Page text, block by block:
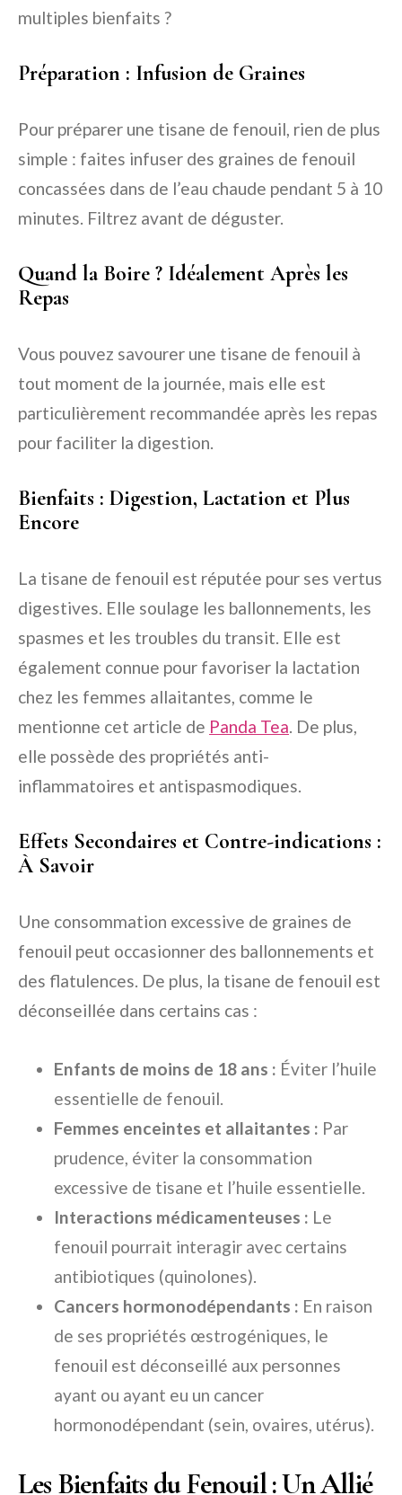
multiples bienfaits ?
Préparation : Infusion de Graines
Pour préparer une tisane de fenouil, rien de plus
simple : faites infuser des graines de fenouil
concassées dans de l’eau chaude pendant 5 à 10
minutes. Filtrez avant de déguster.
Quand la Boire ? Idéalement Après les
Repas
Vous pouvez savourer une tisane de fenouil à
tout moment de la journée, mais elle est
particulièrement recommandée après les repas
pour faciliter la digestion.
Bienfaits : Digestion, Lactation et Plus
Encore
La tisane de fenouil est réputée pour ses vertus
digestives. Elle soulage les ballonnements, les
spasmes et les troubles du transit. Elle est
également connue pour favoriser la lactation
chez les femmes allaitantes, comme le
mentionne cet article de Panda Tea. De plus,
elle possède des propriétés anti-
inflammatoires et antispasmodiques.
Effets Secondaires et Contre-indications :
À Savoir
Une consommation excessive de graines de
fenouil peut occasionner des ballonnements et
des flatulences. De plus, la tisane de fenouil est
déconseillée dans certains cas :
Enfants de moins de 18 ans : Éviter l’huile
essentielle de fenouil.
Femmes enceintes et allaitantes : Par
prudence, éviter la consommation
excessive de tisane et l’huile essentielle.
Interactions médicamenteuses : Le
fenouil pourrait interagir avec certains
antibiotiques (quinolones).
Cancers hormonodépendants : En raison
de ses propriétés œstrogéniques, le
fenouil est déconseillé aux personnes
ayant ou ayant eu un cancer
hormonodépendant (sein, ovaires, utérus).
Les Bienfaits du Fenouil : Un Allié